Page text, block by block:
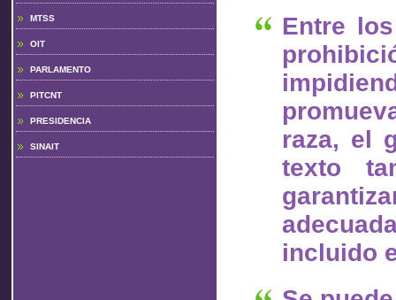
Entre
raza, el
texto
incluido
MTSS
OIT
PARLAMENTO
PITCNT
PRESIDENCIA
SINAIT